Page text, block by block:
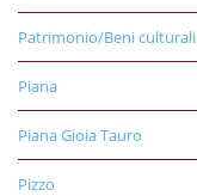
Patrimonio/Beni culturali
Piana
Piana Gioia Tauro
Pizzo